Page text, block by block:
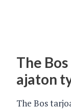
The
ajaton
The Bos